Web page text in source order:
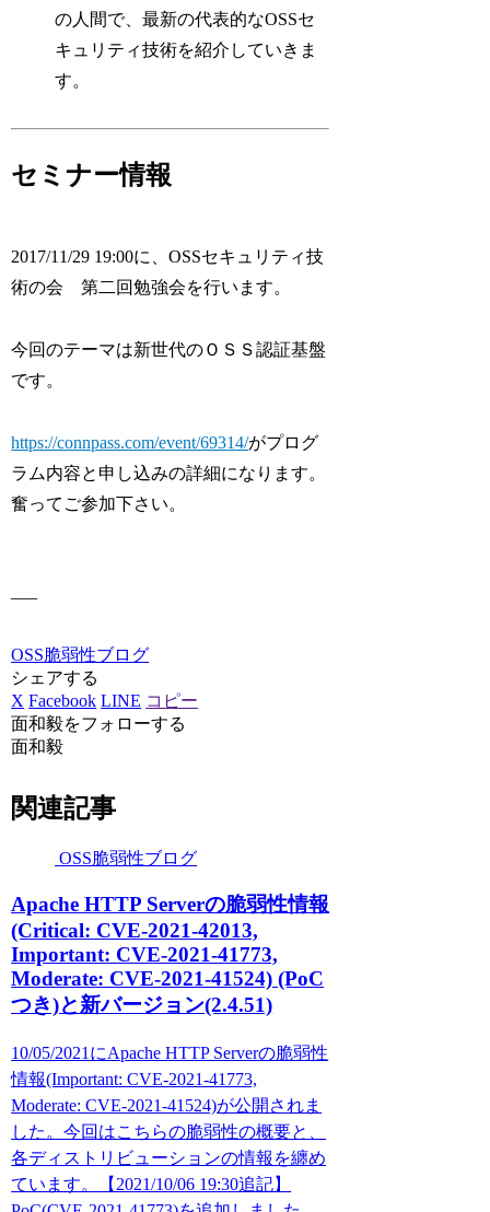
の人間で、最新の代表的なOSSセ
キュリティ技術を紹介していきま
す。
セミナー情報
2017/11/29 19:00に、OSSセキュリティ技
術の会 第二回勉強会を行います。
今回のテーマは新世代のＯＳＳ認証基盤
です。
https://connpass.com/event/69314/がプログ
ラム内容と申し込みの詳細になります。
奮ってご参加下さい。
—–
OSS脆弱性ブログ
シェアする
X Facebook LINE コピー
面和毅をフォローする
面和毅
関連記事
OSS脆弱性ブログ
Apache HTTP Serverの脆弱性情報
(Critical: CVE-2021-42013,
Important: CVE-2021-41773,
Moderate: CVE-2021-41524) (PoC
つき)と新バージョン(2.4.51)
10/05/2021にApache HTTP Serverの脆弱性
情報(Important: CVE-2021-41773,
Moderate: CVE-2021-41524)が公開されま
した。今回はこちらの脆弱性の概要と、
各ディストリビューションの情報を纏め
ています。【2021/10/06 19:30追記】